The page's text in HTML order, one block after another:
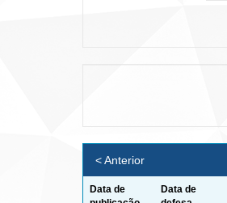
< Anterior
Data de
Data de